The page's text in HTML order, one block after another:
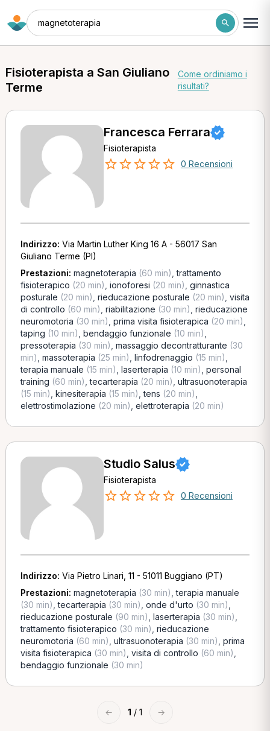
magnetoterapia
Fisioterapista a San Giuliano
Terme
Come ordiniamo i
risultati?
Francesca Ferrara
Fisioterapista
0 Recensioni
Indirizzo: Via Martin Luther King 16 A - 56017 San
Giuliano Terme (PI)
Prestazioni: magnetoterapia (60 min) ,trattamento
fisioterapico (20 min) ionoforesi (20 min) ginnastica
posturale (20 min) rieducazione posturale (20 min) visita
di controllo (60 min) riabilitazione (30 min) rieducazione
neuromotoria (30 min) prima visita fisioterapica (20 min)
taping (10 min) bendaggio funzionale (10 min)
pressoterapia (30 min) massaggio decontratturante (30
min) massoterapia (25 min) linfodrenaggio (15 min)
terapia manuale (15 min) laserterapia (10 min) personal
training (60 min) ,tecarterapia (20 min) ultrasuonoterapia
(15 min) kinesiterapia (15 min) ,tens (20 min)
elettrostimolazione (20 min) elettroterapia (20 min)
Studio Salus
Fisioterapista
0 Recensioni
Indirizzo: Via Pietro Linari, 11 - 51011 Buggiano (PT)
Prestazioni: magnetoterapia (30 min) ,terapia manuale
(30 min) ,tecarterapia (30 min) onde d'urto (30 min)
rieducazione posturale (90 min) laserterapia (30 min)
trattamento fisioterapico (30 min) rieducazione
neuromotoria (60 min) ultrasuonoterapia (30 min) prima
visita fisioterapica (30 min) visita di controllo (60 min)
bendaggio funzionale (30 min)
← 1 / 1 →